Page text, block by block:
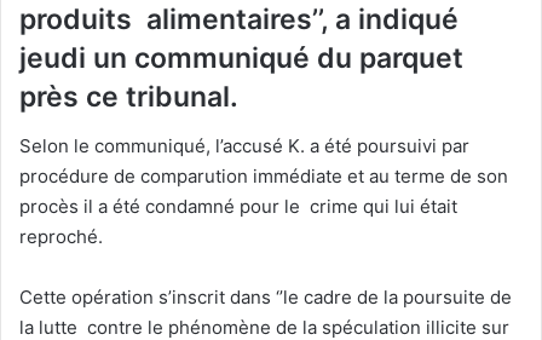
produits alimentaires’’, a indiqué
jeudi un communiqué du parquet
près ce tribunal.
Selon le communiqué, l’accusé K. a été poursuivi par
procédure de comparution immédiate et au terme de son
procès il a été condamné pour le crime qui lui était
reproché.
Cette opération s’inscrit dans ‘’le cadre de la poursuite de
la lutte contre le phénomène de la spéculation illicite sur